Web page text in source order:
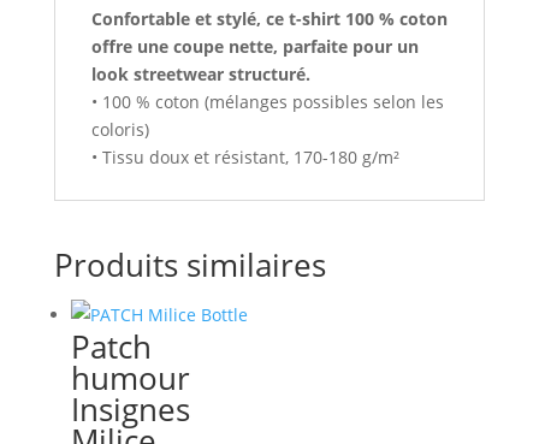
Confortable et stylé, ce t-shirt 100 % coton
offre une coupe nette, parfaite pour un
look streetwear structuré.
• 100 % coton (mélanges possibles selon les
coloris)
• Tissu doux et résistant, 170-180 g/m²
Produits similaires
Patch
humour
Insignes